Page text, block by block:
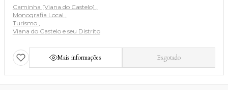
Caminha [Viana do Castelo]
Monografia Local
Turismo
Viana do Castelo e seu Distrito
Mais informações Esgotado